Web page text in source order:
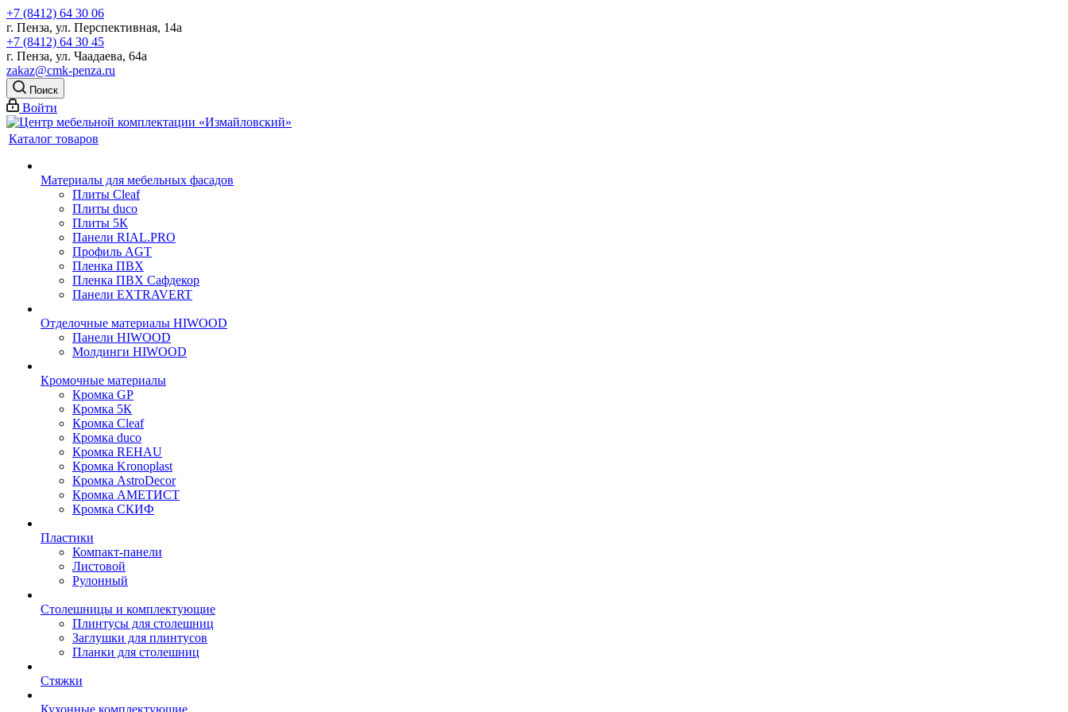
+7 (8412) 64 30 06
г. Пенза, ул. Перспективная, 14а
+7 (8412) 64 30 45
г. Пенза, ул. Чаадаева, 64а
zakaz@cmk-penza.ru
Поиск
Войти
Каталог товаров
Материалы для мебельных фасадов
Плиты Cleaf
Плиты duco
Плиты 5К
Панели RIAL.PRO
Профиль AGT
Пленка ПВХ
Пленка ПВХ Сафдекор
Панели EXTRAVERT
Отделочные материалы HIWOOD
Панели HIWOOD
Молдинги HIWOOD
Кромочные материалы
Кромка GP
Кромка 5К
Кромка Cleaf
Кромка duco
Кромка REHAU
Кромка Kronoplast
Кромка AstroDecor
Кромка АМЕТИСТ
Кромка СКИФ
Пластики
Компакт-панели
Листовой
Рулонный
Столешницы и комплектующие
Плинтусы для столешниц
Заглушки для плинтусов
Планки для столешниц
Стяжки
Кухонные комплектующие